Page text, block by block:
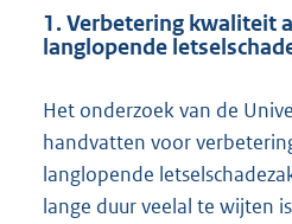
1. Verbetering kwaliteit
langlopende
Het onderzoek van de
handvatten voor
langlopende
lange duur veelal te wijten